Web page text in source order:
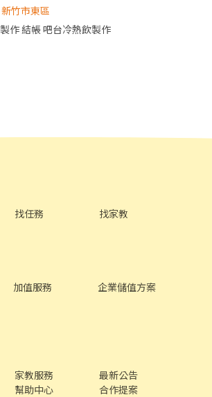
@無接觸式送餐(放著就可以離開，不
定，不用趕路，不當三寶 @環境單純、夥
技術員/其他外送平台兼職/本身有其他主業等
配送任務計算報酬。 ※需自備休旅車、商旅
新竹市東區
作 結帳 吧台冷熱飲製作
找任務 找家教
加值服務
企業儲值方案
家教服務
最新公告
幫助中心 合作提案